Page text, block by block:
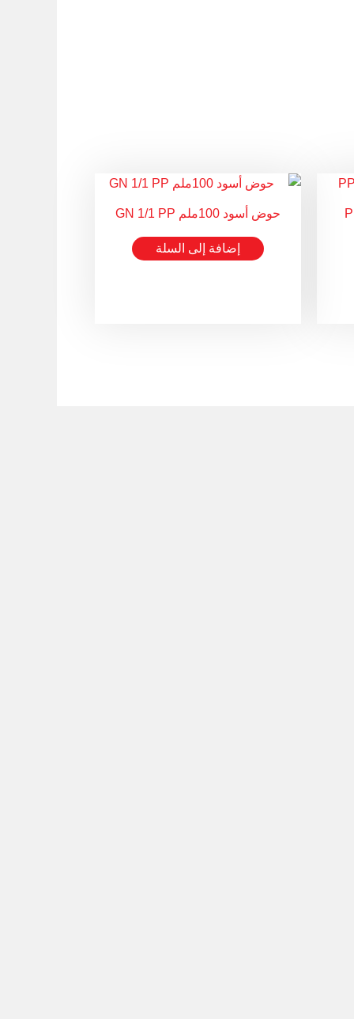
حوض أسود 100ملم GN 1/1 PP
إضافة إلى السلة